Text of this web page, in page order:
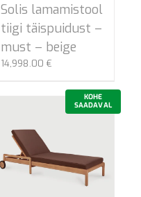
Solis lamamistool
tiigi täispuidust –
must – beige
14,998.00 €
KOHE
SAADAVAL